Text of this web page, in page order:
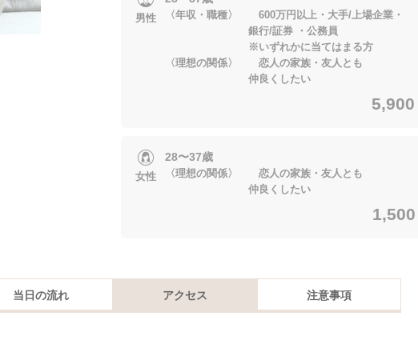
男性
〈年収・職種〉 600万円以上・大手/上場企業・
銀行/証券 ・公務員
※いずれかに当てはまる方
〈理想の関係〉 恋人の家族・友人とも
仲良くしたい
5,900
女性
28〜37歳
〈理想の関係〉 恋人の家族・友人とも
仲良くしたい
1,500
当日の流れ アクセス 注意事項